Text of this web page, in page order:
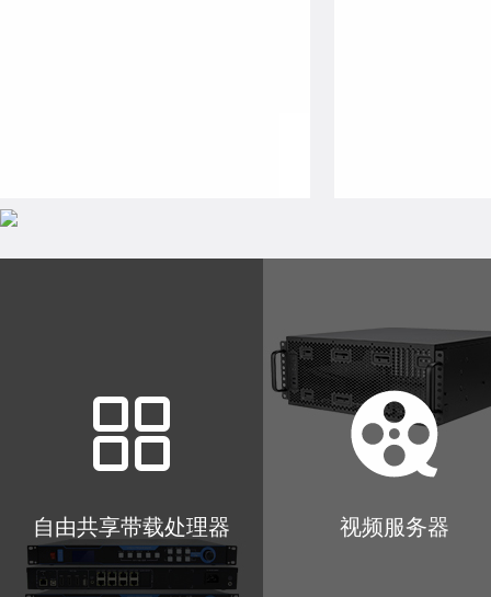
自由共享带载处理器 视频服务器